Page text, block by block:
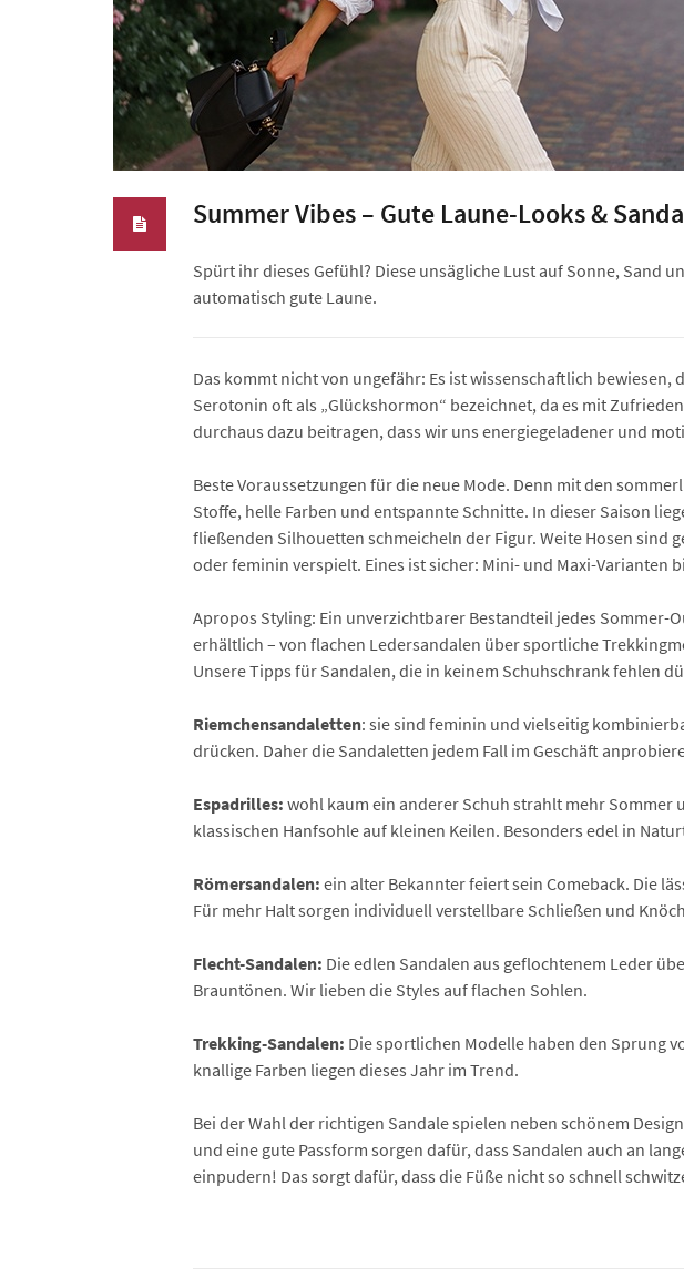
Summer Vibes – Gute Laune-Looks &
Spürt ihr dieses Gefühl? Diese unsägliche Lust auf Sonne, Sand
automatisch gute Laune.
Das kommt nicht von ungefähr: Es ist wissenschaftlich
Serotonin oft als „Glückshormon“ bezeichnet, da es mit
durchaus dazu beitragen, dass wir uns energiegeladener und
Beste Voraussetzungen für die neue Mode. Denn mit den
Stoffe, helle Farben und entspannte Schnitte. In dieser Saison
fließenden Silhouetten schmeicheln der Figur. Weite Hosen sind
oder feminin verspielt. Eines ist sicher: Mini- und Maxi-Varianten
Apropos Styling: Ein unverzichtbarer Bestandteil jedes
erhältlich – von flachen Ledersandalen über sportliche
Unsere Tipps für Sandalen, die in keinem Schuhschrank fehlen
Riemchensandaletten: sie sind feminin und vielseitig
drücken. Daher die Sandaletten jedem Fall im Geschäft
Espadrilles: wohl kaum ein anderer Schuh strahlt mehr Sommer
klassischen Hanfsohle auf kleinen Keilen. Besonders edel in
Römersandalen: ein alter Bekannter feiert sein Comeback. Die
Für mehr Halt sorgen individuell verstellbare Schließen und
Flecht-Sandalen: Die edlen Sandalen aus geflochtenem Leder
Brauntönen. Wir lieben die Styles auf flachen Sohlen.
Trekking-Sandalen: Die sportlichen Modelle haben den Sprung
knallige Farben liegen dieses Jahr im Trend.
Bei der Wahl der richtigen Sandale spielen neben schönem
und eine gute Passform sorgen dafür, dass Sandalen auch an
einpudern! Das sorgt dafür, dass die Füße nicht so schnell